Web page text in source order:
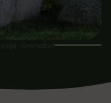
· Gremsdorf